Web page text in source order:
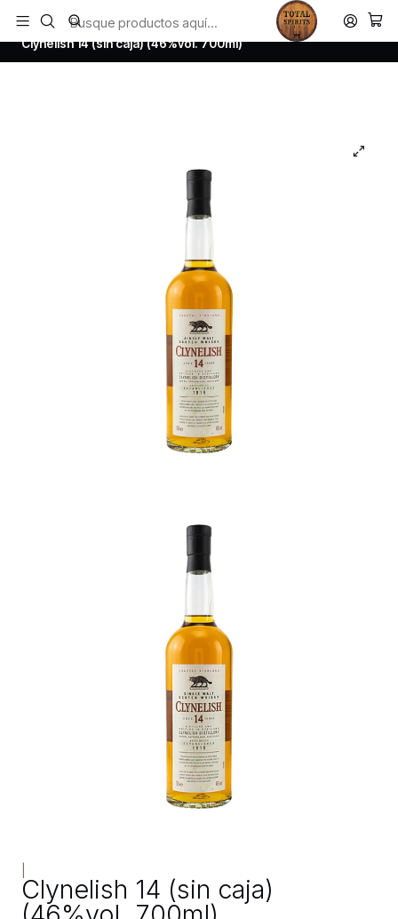
Todos los productos estan en stock. Despachamos a todo Chile.
Inicio Whisky
Scotch Whisky Highland
Clynelish 14 (sin caja) (46%vol. 700ml)
Clynelish 14 (sin caja)